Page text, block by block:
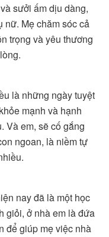
sưởi ấm dịu dàng,
nữ. Mẹ chăm sóc cả
trọng và yêu thương
là những ngày tuyệt
mạnh và hạnh
Và em, sẽ cố gắng
ngoan, là niềm tự
nay đã là một học
giỏi, ở nhà em là đứa
để giúp mẹ việc nhà